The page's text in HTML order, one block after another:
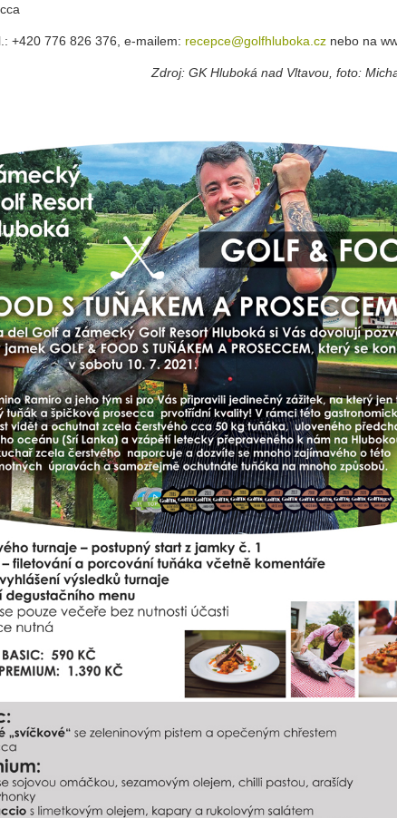
+420 776 826 376, e-mailem: recepce@golfhluboka.cz nebo na
Zdroj: GK Hluboká nad Vltavou, foto: